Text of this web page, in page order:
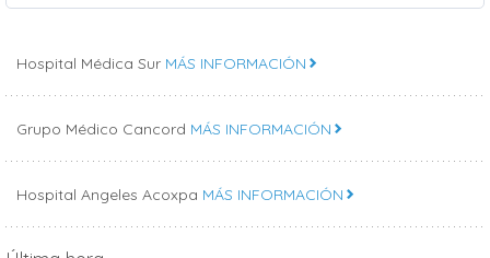
Hospital Médica Sur MÁS INFORMACIÓN
Grupo Médico Cancord MÁS INFORMACIÓN
Hospital Angeles Acoxpa MÁS INFORMACIÓN